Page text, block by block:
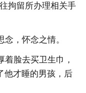
拘留所办理相关手
，怀念之情。
脸去买卫生巾，
他才睡的男孩，后